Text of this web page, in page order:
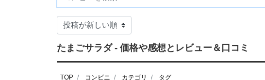
たまごサラダ - 価格や感想とレビュー＆口コミ
TOP コンビニ カテゴリ タグ